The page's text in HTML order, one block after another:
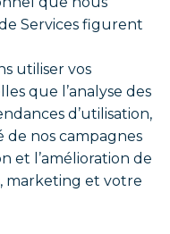
Services figurent
utiliser vos
que l’analyse des
d’utilisation,
de nos campagnes
et l’amélioration de
marketing et votre